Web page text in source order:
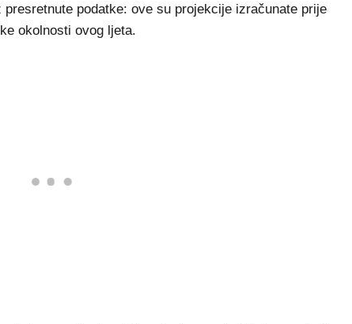
podatke: ove su projekcije izračunate prije
okolnosti ovog ljeta.